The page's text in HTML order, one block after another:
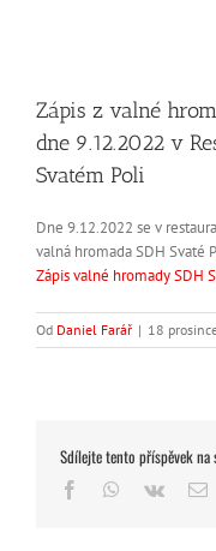
Zápis z valné
dne 9.12.2022 v
Svatém Poli
Dne 9.12.2022 se v
valná hromada SDH Svaté
Zápis valné hromady SDH
Od Daniel Farář | 18
Sdílejte tento příspěvek
FacebookWhatsApp
Vk
E-